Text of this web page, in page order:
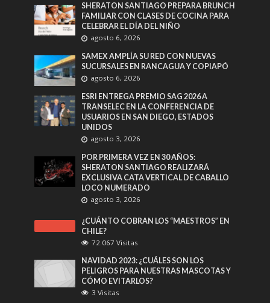
SHERATON SANTIAGO PREPARA BRUNCH
FAMILIAR CON CLASES DE COCINA PARA
CELEBRAR EL DÍA DEL NIÑO
agosto 6, 2026
SAMEX AMPLÍA SU RED CON NUEVAS
SUCURSALES EN RANCAGUA Y COPIAPÓ
agosto 6, 2026
ESRI ENTREGA PREMIO SAG 2026 A
TRANSELEC EN LA CONFERENCIA DE
USUARIOS EN SAN DIEGO, ESTADOS
UNIDOS
agosto 3, 2026
POR PRIMERA VEZ EN 30 AÑOS:
SHERATON SANTIAGO REALIZARÁ
EXCLUSIVA CATA VERTICAL DE CABALLO
LOCO NUMERADO
agosto 3, 2026
¿CUÁNTO COBRAN LOS “MAESTROS” EN
CHILE?
72.067 Visitas
NAVIDAD 2023: ¿CUÁLES SON LOS
PELIGROS PARA NUESTRAS MASCOTAS Y
CÓMO EVITARLOS?
3 Visitas